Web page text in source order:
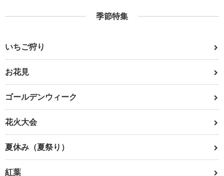
季節特集
いちご狩り
お花見
ゴールデンウィーク
花火大会
夏休み（夏祭り）
紅葉